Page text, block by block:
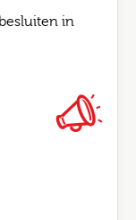
in